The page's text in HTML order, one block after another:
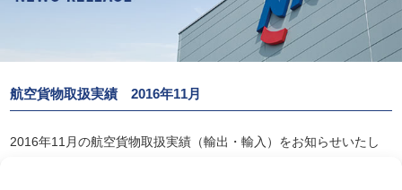
航空貨物取扱実績 2016年11月
2016年11月の航空貨物取扱実績（輸出・輸入）をお知らせいたし